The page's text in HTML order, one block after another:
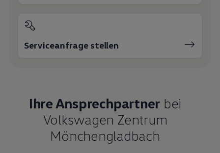
Serviceanfrage stellen
Ihre Ansprechpartner bei
Volkswagen Zentrum
Mönchengladbach